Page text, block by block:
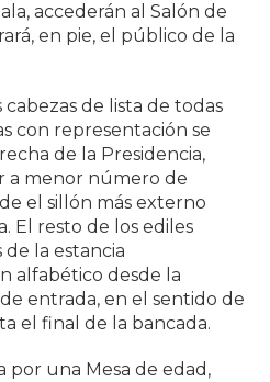
accederán al Salón de
en pie, el público de la
cabezas de lista de todas
con representación se
de la Presidencia,
a menor número de
el sillón más externo
El resto de los ediles
la estancia
alfabético desde la
entrada, en el sentido de
el final de la bancada.
por una Mesa de edad,